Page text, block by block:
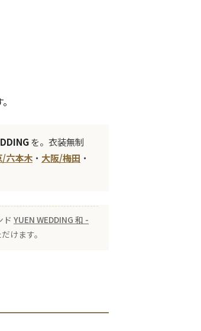
を。衣装無制
/六本木 ・ 大阪/梅田 ・
ド YUEN WEDDING 和 -
けます。